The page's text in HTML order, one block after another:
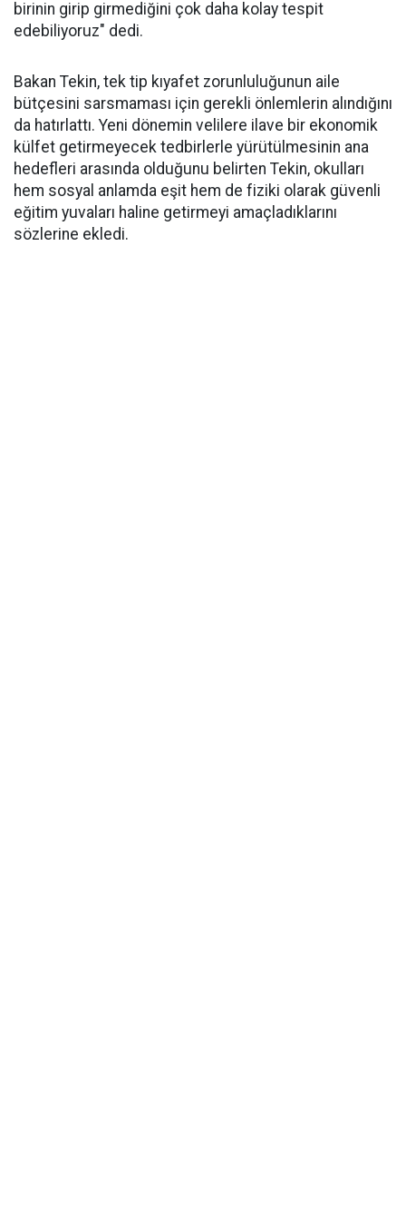
birinin girip girmediğini çok daha kolay tespit
edebiliyoruz" dedi.
Bakan Tekin, tek tip kıyafet zorunluluğunun aile
bütçesini sarsmaması için gerekli önlemlerin alındığını
da hatırlattı. Yeni dönemin velilere ilave bir ekonomik
külfet getirmeyecek tedbirlerle yürütülmesinin ana
hedefleri arasında olduğunu belirten Tekin, okulları
hem sosyal anlamda eşit hem de fiziki olarak güvenli
eğitim yuvaları haline getirmeyi amaçladıklarını
sözlerine ekledi.